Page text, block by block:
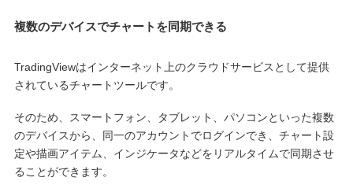
複数のデバイスでチャートを同期できる
TradingViewはインターネット上のクラウドサービスとして提供
されているチャートツールです。
そのため、スマートフォン、タブレット、パソコンといった複数
のデバイスから、同一のアカウントでログインでき、チャート設
定や描画アイテム、インジケータなどをリアルタイムで同期させ
ることができます。